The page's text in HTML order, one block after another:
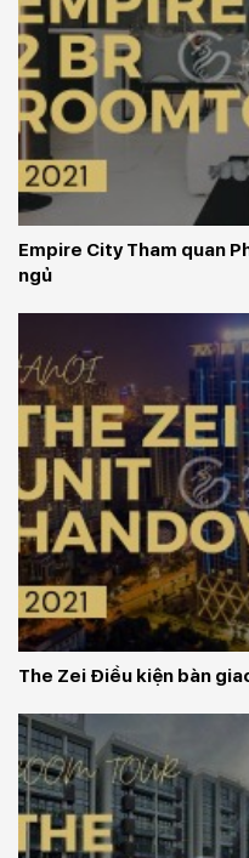
Empire City Tham quan
ngủ
The Zei Điều kiện bàn